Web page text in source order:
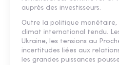
auprès des investisseurs.
Outre la politique monétaire,
climat international tendu.
Ukraine, les tensions au
incertitudes liées aux
les grandes puissances